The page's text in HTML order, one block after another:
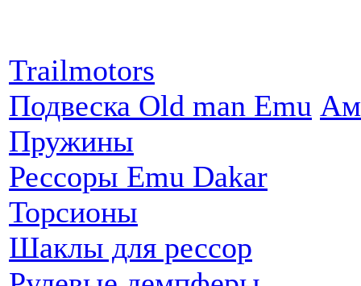
Trailmotors
Подвеска Old man Emu
Пружины
Рессоры Emu Dakar
Торсионы
Шаклы для рессор